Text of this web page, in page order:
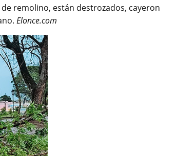
remolino, están destrozados, cayeron
Elonce.com